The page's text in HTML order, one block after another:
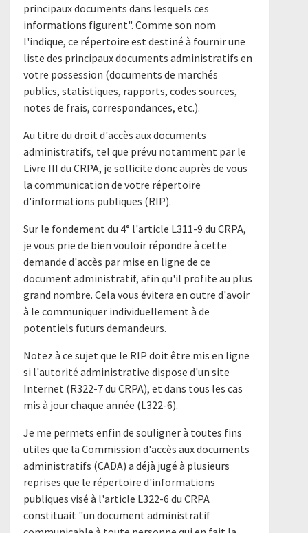
principaux documents dans lesquels ces
informations figurent". Comme son nom
l'indique, ce répertoire est destiné à fournir une
liste des principaux documents administratifs en
votre possession (documents de marchés
publics, statistiques, rapports, codes sources,
notes de frais, correspondances, etc.).
Au titre du droit d'accès aux documents
administratifs, tel que prévu notamment par le
Livre III du CRPA, je sollicite donc auprès de vous
la communication de votre répertoire
d'informations publiques (RIP).
Sur le fondement du 4° l'article L311-9 du CRPA,
je vous prie de bien vouloir répondre à cette
demande d'accès par mise en ligne de ce
document administratif, afin qu'il profite au plus
grand nombre. Cela vous évitera en outre d'avoir
à le communiquer individuellement à de
potentiels futurs demandeurs.
Notez à ce sujet que le RIP doit être mis en ligne
si l'autorité administrative dispose d'un site
Internet (R322-7 du CRPA), et dans tous les cas
mis à jour chaque année (L322-6).
Je me permets enfin de souligner à toutes fins
utiles que la Commission d'accès aux documents
administratifs (CADA) a déjà jugé à plusieurs
reprises que le répertoire d'informations
publiques visé à l'article L322-6 du CRPA
constituait "un document administratif